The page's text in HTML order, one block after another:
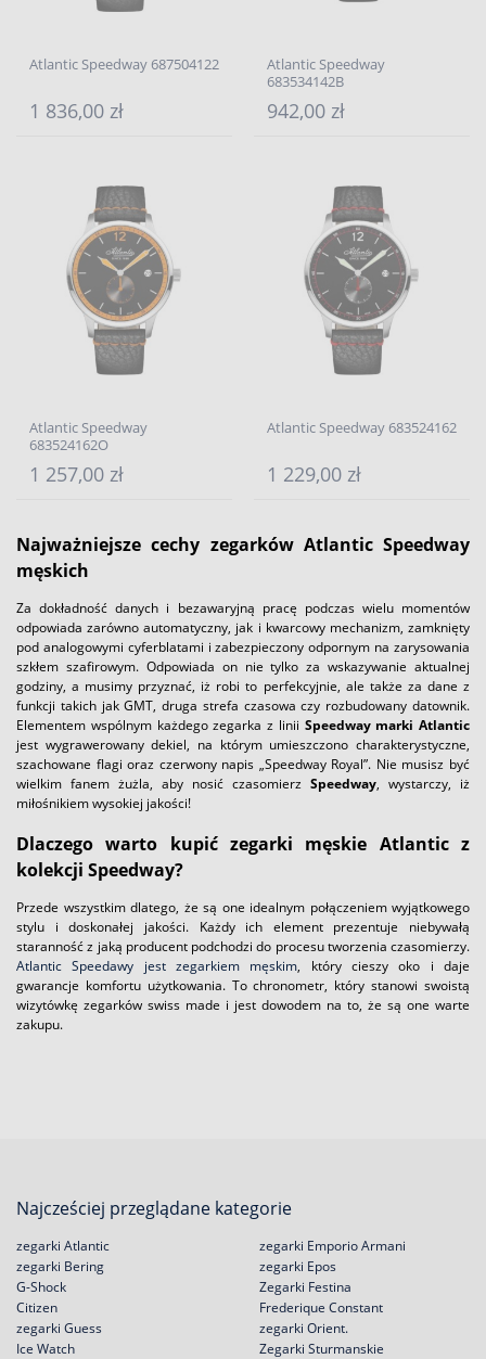
Atlantic Speedway 687504122
1 836,00 zł
Atlantic Speedway
683534142B
942,00 zł
Atlantic Speedway
683524162O
1 257,00 zł
Atlantic Speedway 683524162
1 229,00 zł
Najważniejsze cechy zegarków Atlantic Speedway
męskich
Za dokładność danych i bezawaryjną pracę podczas wielu momentów
odpowiada zarówno automatyczny, jak i kwarcowy mechanizm, zamknięty
pod analogowymi cyferblatami i zabezpieczony odpornym na zarysowania
szkłem szafirowym. Odpowiada on nie tylko za wskazywanie aktualnej
godziny, a musimy przyznać, iż robi to perfekcyjnie, ale także za dane z
funkcji takich jak GMT, druga strefa czasowa czy rozbudowany datownik.
Elementem wspólnym każdego zegarka z linii Speedway marki Atlantic
jest wygrawerowany dekiel, na którym umieszczono charakterystyczne,
szachowane flagi oraz czerwony napis „Speedway Royal”. Nie musisz być
wielkim fanem żużla, aby nosić czasomierz Speedway, wystarczy, iż
miłośnikiem wysokiej jakości!
Dlaczego warto kupić zegarki męskie Atlantic z
kolekcji Speedway?
Przede wszystkim dlatego, że są one idealnym połączeniem wyjątkowego
stylu i doskonałej jakości. Każdy ich element prezentuje niebywałą
staranność z jaką producent podchodzi do procesu tworzenia czasomierzy.
Atlantic Speedawy jest zegarkiem męskim, który cieszy oko i daje
gwarancje komfortu użytkowania. To chronometr, który stanowi swoistą
wizytówkę zegarków swiss made i jest dowodem na to, że są one warte
zakupu.
Najcześciej przeglądane kategorie
zegarki Atlantic
zegarki Bering
G-Shock
Citizen
zegarki Emporio Armani
zegarki Epos
Zegarki Festina
Frederique Constant
zegarki Guess
Ice Watch
zegarki Orient.
Zegarki Sturmanskie